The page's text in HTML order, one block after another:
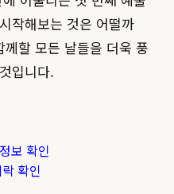
작해보는 것은 어떨까
할 모든 날들을 더욱 풍
입니다.
보 확인
확인